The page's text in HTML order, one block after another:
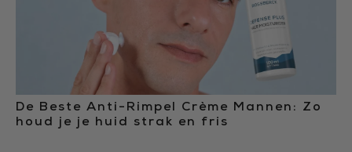
De Beste Anti-Rimpel Crème Mannen: Zo
houd je je huid strak en fris